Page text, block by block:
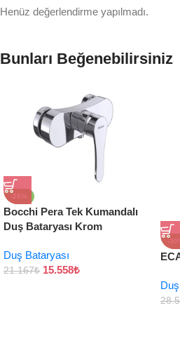
Henüz değerlendirme yapılmadı.
Bunları Beğenebilirsiniz
-26%
Bocchi Pera Tek Kumandalı
Duş Bataryası Krom
Duş Bataryası
21.167₺ 15.558₺
-